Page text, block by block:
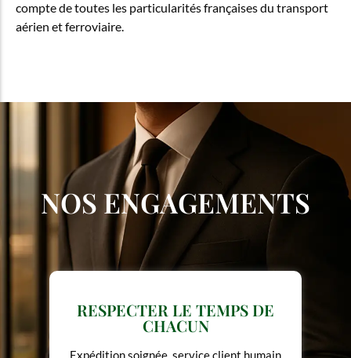
compte de toutes les particularités françaises du transport
aérien et ferroviaire.
NOS ENGAGEMENTS
METTRE L'ÉLÉGANCE AU
SERVICE DE L'USAGE